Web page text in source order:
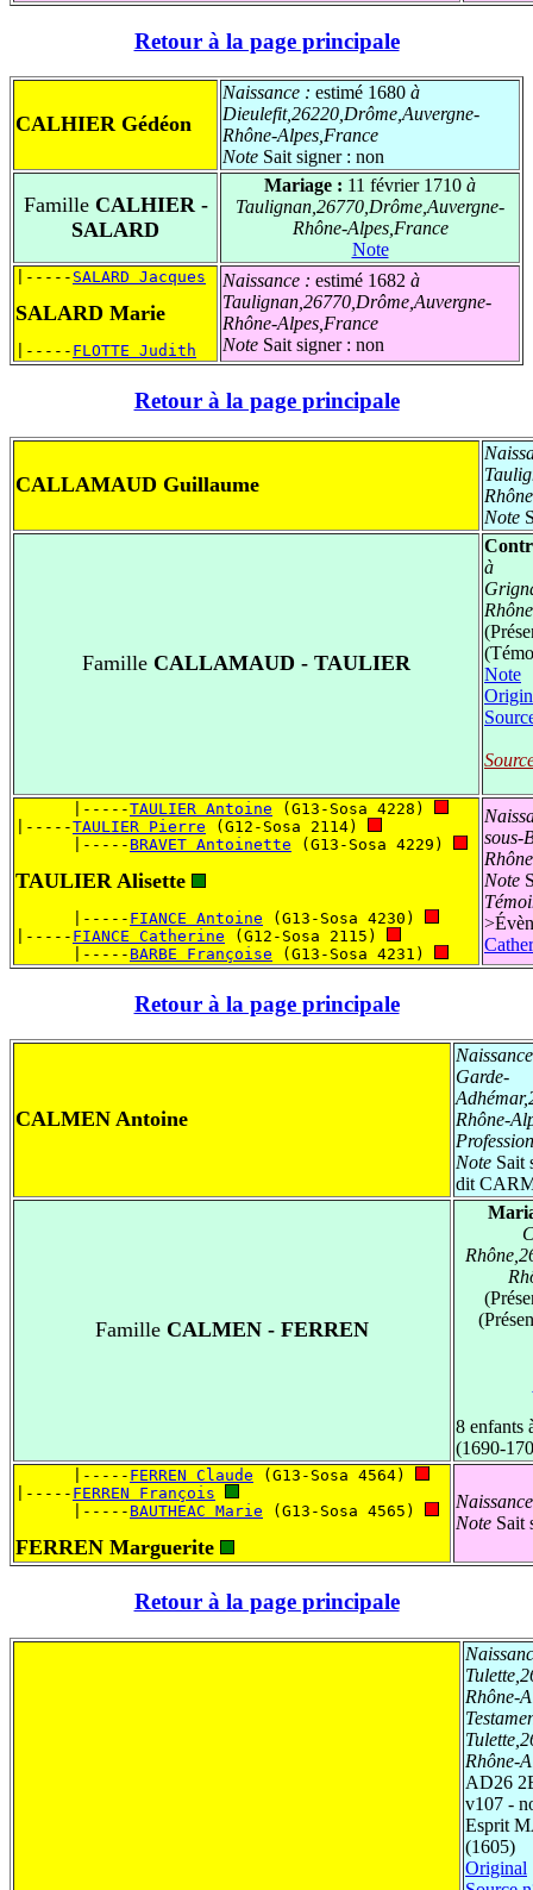
Retour à la page principale
CALHIER Gédéon
Naissance : estimé 1680 à
Dieulefit,26220,Drôme,Auvergne-
Rhône-Alpes,France
Note Sait signer : non
FamilleCALHIER -
SALARD
Mariage : 11 février 1710 à
Taulignan,26770,Drôme,Auvergne-
Rhône-Alpes,France
Note
|----- SALARD Jacques
SALARD Marie
|----- FLOTTE Judith
Naissance : estimé 1682 à
Taulignan,26770,Drôme,Auvergne-
Rhône-Alpes,France
Note Sait signer : non
Retour à la page principale
CALLAMAUD Guillaume
Note
Famille CALLAMAUD - TAULIER
à
Note
      |-----
TAULIER Antoine (G13-Sosa 4228)
|-----TAULIER Pierre (G12-Sosa 2114)
      |-----
BRAVET Antoinette (G13-Sosa 4229)
TAULIER Alisette
      |-----
FIANCE Antoine (G13-Sosa 4230)
|----- FIANCE Catherine (G12-Sosa 2115)
      |-----
BARBE Françoise (G13-Sosa 4231)
sous-
Note
>
Retour à la page principale
CALMEN Antoine
Garde-
Rhône-
Note Sait
dit
Famille CALMEN - FERREN
8 enfants
(1690-
      |-----
FERREN Claude (G13-Sosa 4564)
|----- FERREN François
      |-----
BAUTHEAC Marie (G13-Sosa 4565)
FERREN Marguerite
Note Sait
Retour à la page principale
Rhône-
Rhône-
AD26
v107 -
Esprit
(1605)
Original